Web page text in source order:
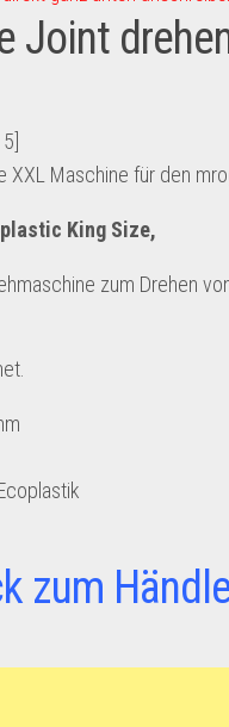
Joint
5
XXL Maschine für den
King Size,
zum Drehen
zum